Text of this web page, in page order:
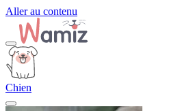
Aller au contenu
Chien